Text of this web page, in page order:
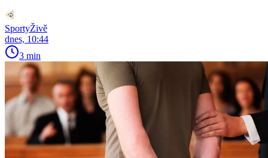
SportyŽivě
dnes, 10:44
3 min